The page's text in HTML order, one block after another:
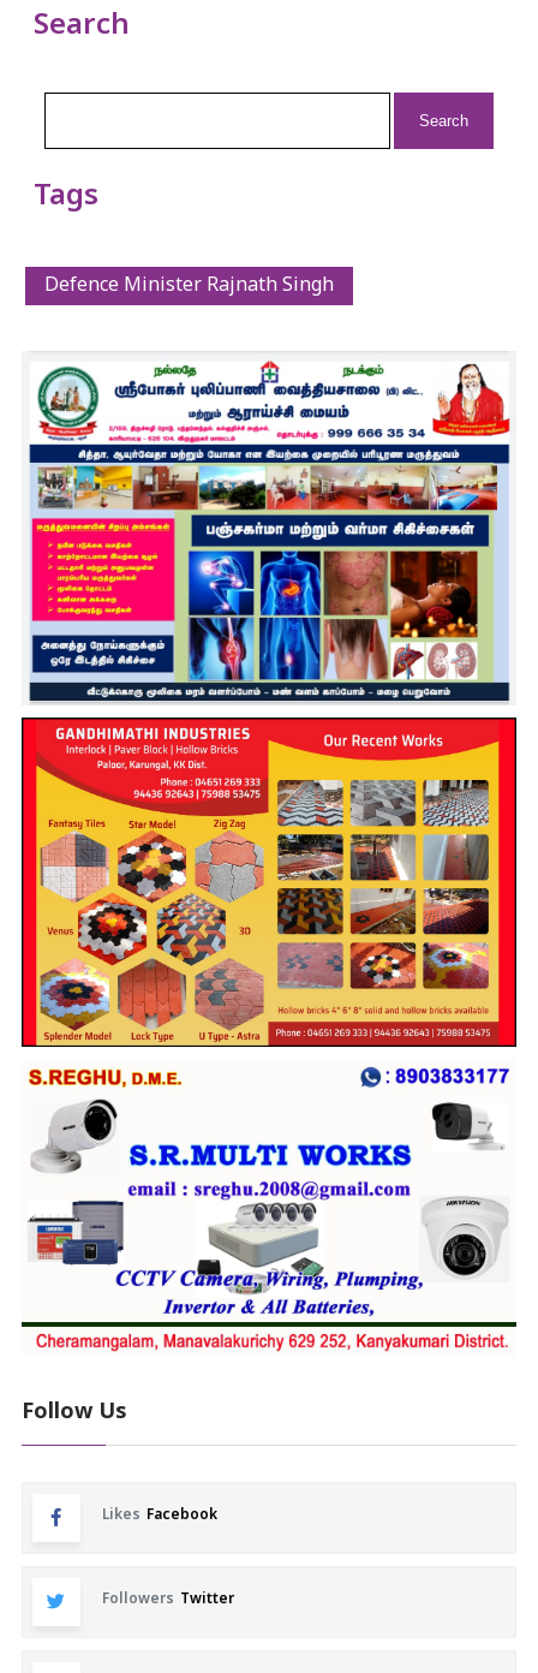
Search
Tags
Defence Minister Rajnath Singh
Follow Us
Likes Facebook
Followers Twitter